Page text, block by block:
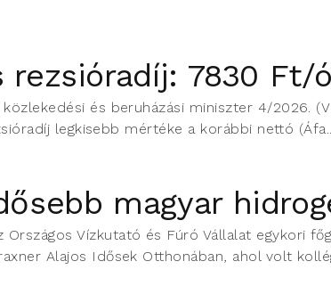
7830 Ft/
és beruházási miniszter 4/2026.
legkisebb mértéke a korábbi nettó
magyar
Vízkutató és Fúró Vállalat egykori
Alajos Idősek Otthonában, ahol volt